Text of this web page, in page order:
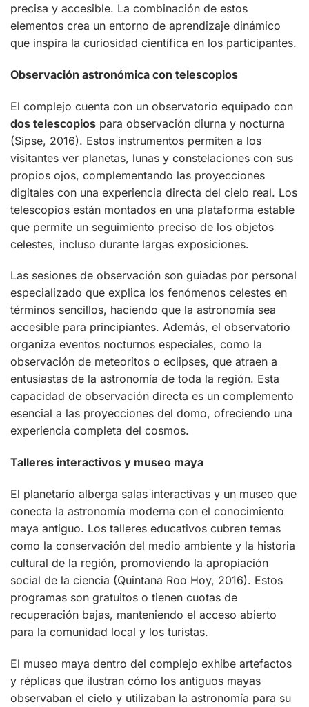
precisa y accesible. La combinación de estos
elementos crea un entorno de aprendizaje dinámico
que inspira la curiosidad científica en los participantes.
Observación astronómica con telescopios
El complejo cuenta con un observatorio equipado con
dos telescopios para observación diurna y nocturna
(Sipse, 2016). Estos instrumentos permiten a los
visitantes ver planetas, lunas y constelaciones con sus
propios ojos, complementando las proyecciones
digitales con una experiencia directa del cielo real. Los
telescopios están montados en una plataforma estable
que permite un seguimiento preciso de los objetos
celestes, incluso durante largas exposiciones.
Las sesiones de observación son guiadas por personal
especializado que explica los fenómenos celestes en
términos sencillos, haciendo que la astronomía sea
accesible para principiantes. Además, el observatorio
organiza eventos nocturnos especiales, como la
observación de meteoritos o eclipses, que atraen a
entusiastas de la astronomía de toda la región. Esta
capacidad de observación directa es un complemento
esencial a las proyecciones del domo, ofreciendo una
experiencia completa del cosmos.
Talleres interactivos y museo maya
El planetario alberga salas interactivas y un museo que
conecta la astronomía moderna con el conocimiento
maya antiguo. Los talleres educativos cubren temas
como la conservación del medio ambiente y la historia
cultural de la región, promoviendo la apropiación
social de la ciencia (Quintana Roo Hoy, 2016). Estos
programas son gratuitos o tienen cuotas de
recuperación bajas, manteniendo el acceso abierto
para la comunidad local y los turistas.
El museo maya dentro del complejo exhibe artefactos
y réplicas que ilustran cómo los antiguos mayas
observaban el cielo y utilizaban la astronomía para su